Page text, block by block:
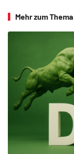
Mehr zum Thema